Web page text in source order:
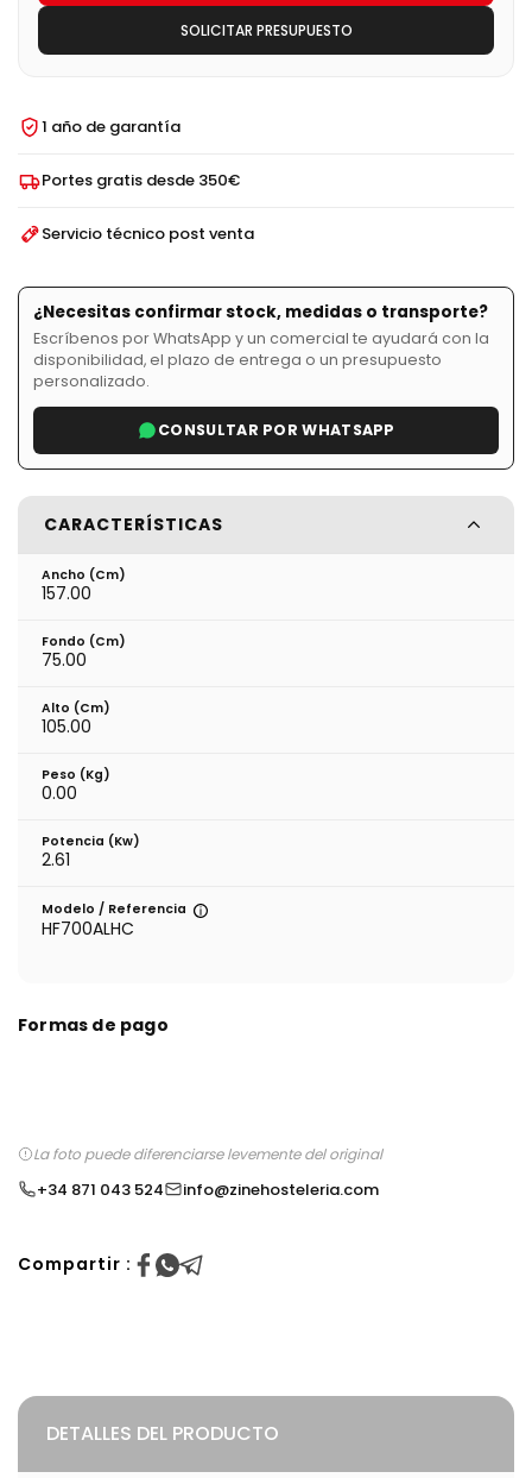
SOLICITAR PRESUPUESTO
1 año de garantía
Portes gratis desde 350€
Servicio técnico post venta
¿Necesitas confirmar stock, medidas o transporte?
Escríbenos por WhatsApp y un comercial te ayudará con la
disponibilidad, el plazo de entrega o un presupuesto
personalizado.
CONSULTAR POR WHATSAPP
CARACTERÍSTICAS
Ancho (cm)
157.00
Fondo (cm)
75.00
Alto (cm)
105.00
Peso (kg)
0.00
Potencia (Kw)
2.61
Modelo / Referencia
HF700ALHC
Formas de pago
La foto puede diferenciarse levemente del original
+34 871 043 524 info@zinehosteleria.com
Compartir :
DETALLES DEL PRODUCTO